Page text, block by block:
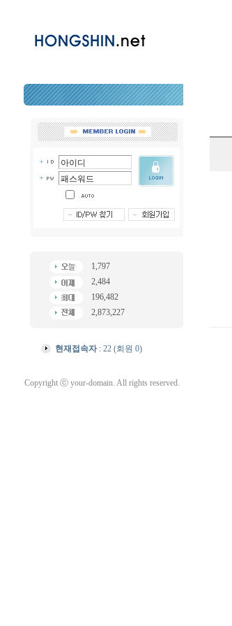
1,797
2,484
196,482
2,873,227
현재접속자: 22 (회원 0)
Copyright ⓒ your-domain. All rights reserved.